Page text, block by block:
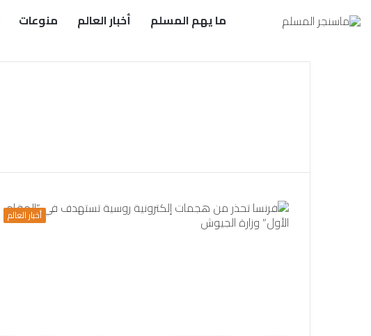
ما يهم المسلم أخبار العالم منوعات
أخبار العالم